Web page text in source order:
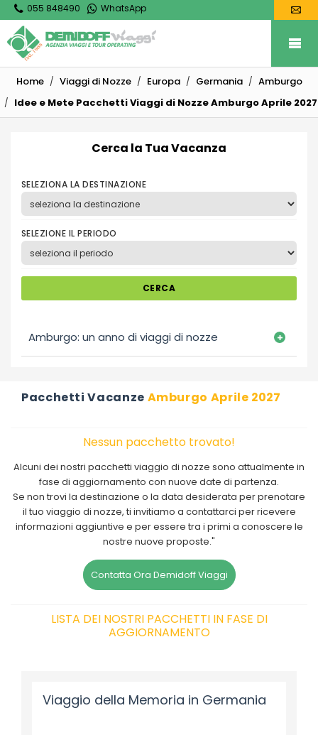
055 848490 WhatsApp
Home Viaggi di Nozze Europa Germania
Amburgo
Idee e Mete Pacchetti Viaggi di Nozze Amburgo Aprile 2027
Cerca la Tua Vacanza
SELEZIONA LA DESTINAZIONE
SELEZIONE IL PERIODO
CERCA
Amburgo: un anno di viaggi di nozze
Pacchetti Vacanze Amburgo Aprile 2027
Nessun pacchetto trovato!
Alcuni dei nostri pacchetti viaggio di nozze sono attualmente in
fase di aggiornamento con nuove date di partenza.
Se non trovi la destinazione o la data desiderata per prenotare
il tuo viaggio di nozze, ti invitiamo a contattarci per ricevere
informazioni aggiuntive e per essere tra i primi a conoscere le
nostre nuove proposte."
Contatta Ora Demidoff Viaggi
LISTA DEI NOSTRI PACCHETTI IN FASE DI
AGGIORNAMENTO
Viaggio della Memoria in Germania